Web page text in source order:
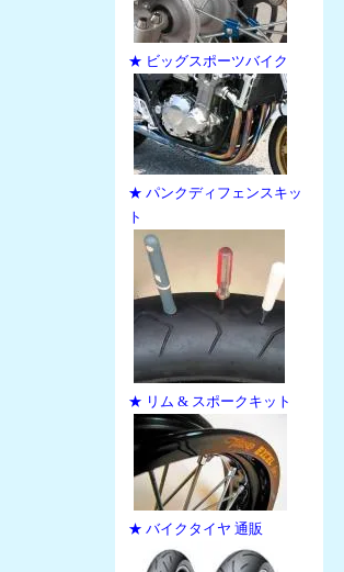
★ ビッグスポーツバイク
★ パンクディフェンスキッ
ト
★ リム & スポークキット
★ バイクタイヤ 通販